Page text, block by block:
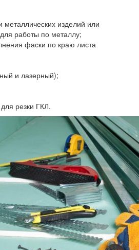
металлических изделий или
работы по металлу;
фаски по краю листа
и лазерный);
резки ГКЛ.